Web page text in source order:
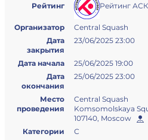
Рейтинг Рейтинг АСК
Организатор
Central Squash
Дата
закрытия
23/06/2025 23:00
Дата начала
25/06/2025 19:00
Дата
окончания
25/06/2025 23:00
Место
проведения
Central Squash
Komsomolskaya
107140, Moscow
Категории
С